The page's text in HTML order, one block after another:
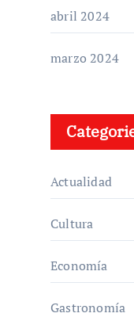
abril 2024
marzo 2024
Actualidad
Cultura
Economía
Gastronomía